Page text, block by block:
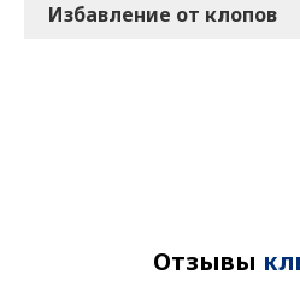
Избавление от клопов
Отзывы